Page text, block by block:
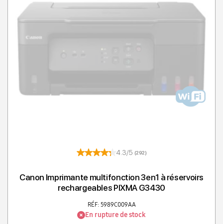
4.3/5 (292)
Canon Imprimante multifonction 3en1 à réservoirs
rechargeables PIXMA G3430
RÉF: 5989C009AA
En rupture de stock